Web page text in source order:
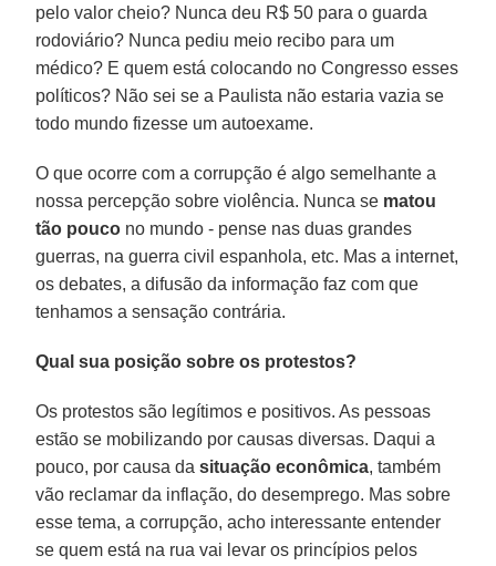
pelo valor cheio? Nunca deu R$ 50 para o guarda
rodoviário? Nunca pediu meio recibo para um
médico? E quem está colocando no Congresso esses
políticos? Não sei se a Paulista não estaria vazia se
todo mundo fizesse um autoexame.
O que ocorre com a corrupção é algo semelhante a
nossa percepção sobre violência. Nunca se matou
tão pouco no mundo - pense nas duas grandes
guerras, na guerra civil espanhola, etc. Mas a internet,
os debates, a difusão da informação faz com que
tenhamos a sensação contrária.
Qual sua posição sobre os protestos?
Os protestos são legítimos e positivos. As pessoas
estão se mobilizando por causas diversas. Daqui a
pouco, por causa dasituação econômica, também
vão reclamar da inflação, do desemprego. Mas sobre
esse tema, a corrupção, acho interessante entender
se quem está na rua vai levar os princípios pelos